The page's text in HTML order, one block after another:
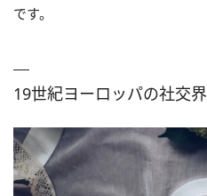
です。
19世紀ヨーロッパの社交